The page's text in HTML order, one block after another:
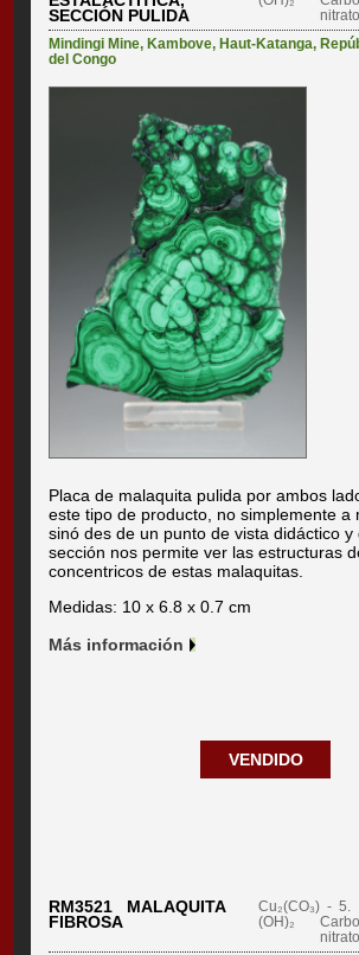
SECCIÓN PULIDA
Mindingi Mine,Kambove,Haut-Katanga,
del Congo
Placa de malaquita pulida por ambos
este tipo de producto, no simplemente a
sinó des de un punto de vista didáctico y
sección nos permite ver las estructuras
concentricos de estas malaquitas.
Medidas: 10 x 6.8 x 0.7 cm
Más información
VENDIDO
RM3521 MALAQUITA
FIBROSA
Cu₂(CO₃)
(OH)₂
- 5.